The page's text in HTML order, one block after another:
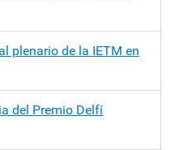
plenario de la IETM en
del Premio Delfí